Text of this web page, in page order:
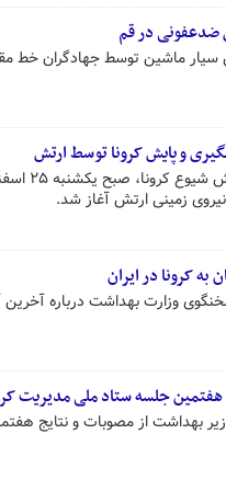
ضدعفونی در قم
سیار ماشین توسط جهادگران خط
و پایش کرونا توسط ارتش
زمینی ارتش آغاز شد.
به کرونا در ایران
وزارت بهداشت درباره آخرین
جلسه ستاد ملی مدیریت
بهداشت از مصوبات و نتایج